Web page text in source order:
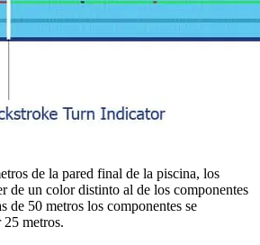
de la pared final de la piscina, los
de un color distinto al de los componentes
de 50 metros los componentes se
metros.